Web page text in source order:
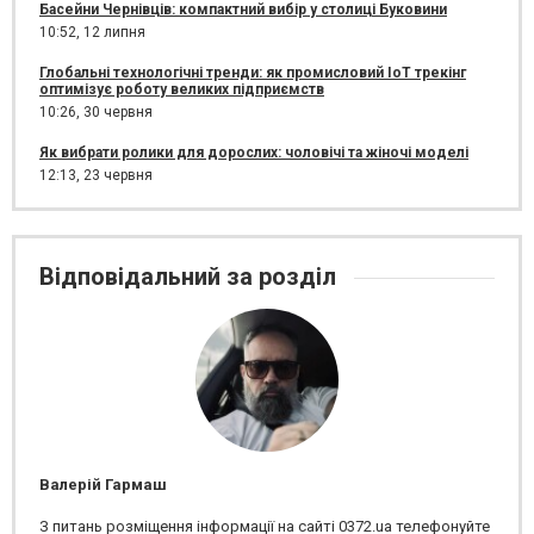
Басейни Чернівців: компактний вибір у столиці Буковини
10:52, 12 липня
Глобальні технологічні тренди: як промисловий IoT трекінг
оптимізує роботу великих підприємств
10:26, 30 червня
Як вибрати ролики для дорослих: чоловічі та жіночі моделі
12:13, 23 червня
Відповідальний за розділ
Валерій Гармаш
З питань розміщення інформації на сайті 0372.ua телефонуйте